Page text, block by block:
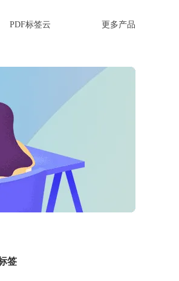
PDF标签云 更多产品
签